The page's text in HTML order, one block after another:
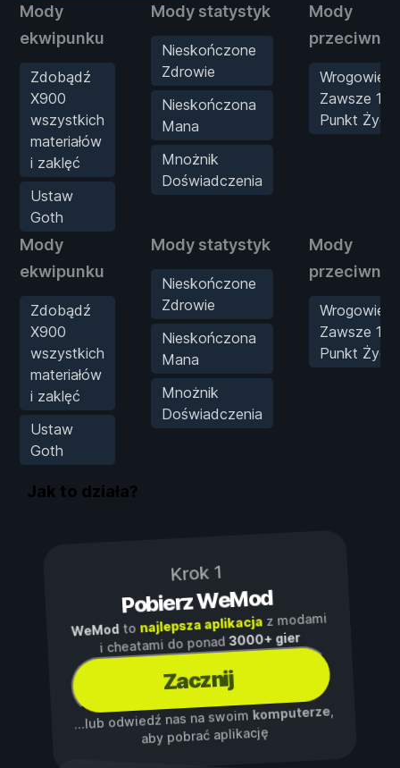
Mody
ekwipunku
Zdobądź
X900
wszystkich
materiałów
i zaklęć
Ustaw
Goth
Mody statystyk
Nieskończone
Zdrowie
Nieskończona
Mana
Mnożnik
Doświadczenia
Mody
Wrogowie
Zawsze 1
Punkt Życia
Mody
ekwipunku
Zdobądź
X900
wszystkich
materiałów
i zaklęć
Ustaw
Goth
Mody statystyk
Nieskończone
Zdrowie
Nieskończona
Mana
Mnożnik
Doświadczenia
Mody
Wrogowie
Zawsze 1
Punkt Życia
Jak to działa?
Krok 1
Pobierz WeMod
WeModto najlepsza aplikacjaz modami
i cheatami do ponad3000+ gier
Zacznij
...lub odwiedź nas na swoim komputerze,
aby pobrać aplikację